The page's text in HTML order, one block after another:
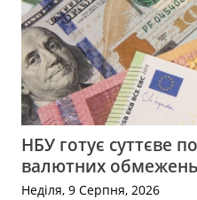
НБУ готує суттєве
валютних обмежень
Неділя, 9 Серпня, 2026